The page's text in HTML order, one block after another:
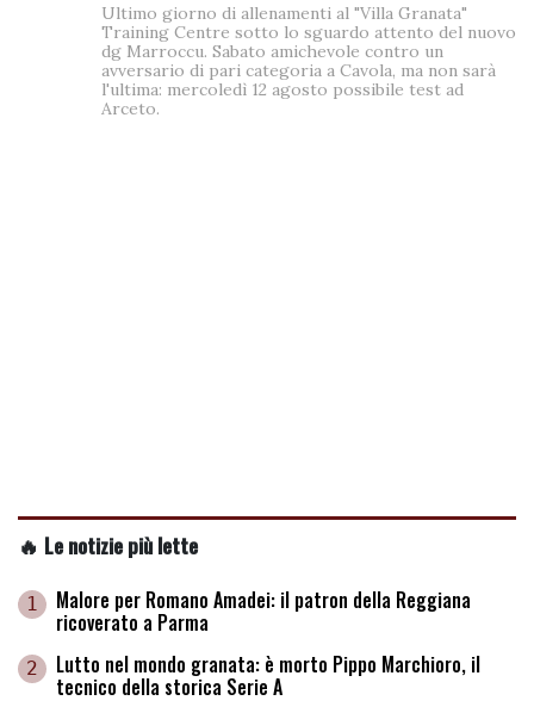
Ultimo giorno di allenamenti al "Villa Granata"
Training Centre sotto lo sguardo attento del nuovo
dg Marroccu. Sabato amichevole contro un
avversario di pari categoria a Cavola, ma non sarà
l'ultima: mercoledì 12 agosto possibile test ad
Arceto.
🔥 Le notizie più lette
1 Malore per Romano Amadei: il patron della Reggiana
ricoverato a Parma
2 Lutto nel mondo granata: è morto Pippo Marchioro, il
tecnico della storica Serie A